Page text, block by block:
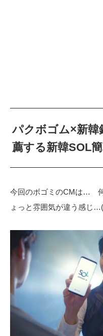
パクボゴム×新韓
薦する新韓SOL簡
今回のボゴミのCMは…
ょっと雰囲気が違う感じ